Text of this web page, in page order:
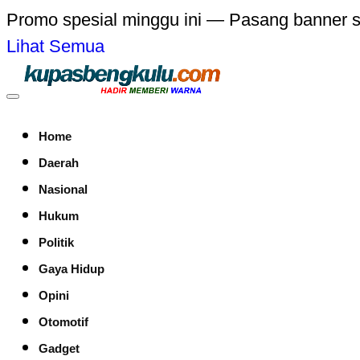
Promo spesial minggu ini — Pasang banner
Lihat Semua
Home
Daerah
Nasional
Hukum
Politik
Gaya Hidup
Opini
Otomotif
Gadget